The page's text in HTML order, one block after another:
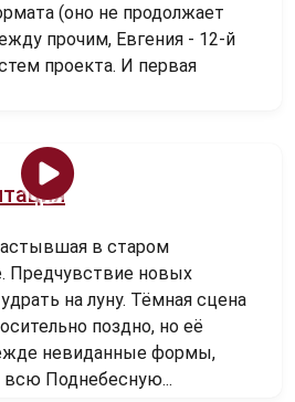
(оно не продолжает
прочим, Евгения - 12-й
проекта. И первая
в старом
Предчувствие новых
на луну. Тёмная сцена
поздно, но её
невиданные формы,
всю Поднебесную...